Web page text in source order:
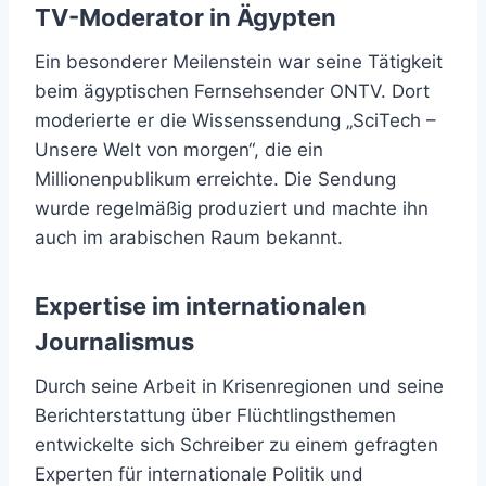
TV-Moderator in Ägypten
Ein besonderer Meilenstein war seine Tätigkeit
beim ägyptischen Fernsehsender ONTV. Dort
moderierte er die Wissenssendung „SciTech –
Unsere Welt von morgen“, die ein
Millionenpublikum erreichte. Die Sendung
wurde regelmäßig produziert und machte ihn
auch im arabischen Raum bekannt.
Expertise im internationalen
Journalismus
Durch seine Arbeit in Krisenregionen und seine
Berichterstattung über Flüchtlingsthemen
entwickelte sich Schreiber zu einem gefragten
Experten für internationale Politik und